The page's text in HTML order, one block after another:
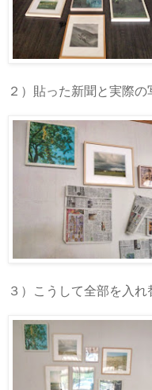
２）貼った新聞と実際の
３）こうして全部を入れ